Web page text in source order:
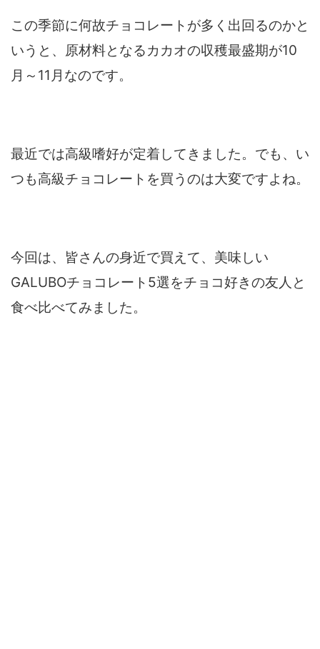
この季節に何故チョコレートが多く出回るのかと
いうと、原材料となるカカオの収穫最盛期が10
月～11月なのです。
最近では高級嗜好が定着してきました。でも、い
つも高級チョコレートを買うのは大変ですよね。
今回は、皆さんの身近で買えて、美味しい
GALUBOチョコレート5選をチョコ好きの友人と
食べ比べてみました。